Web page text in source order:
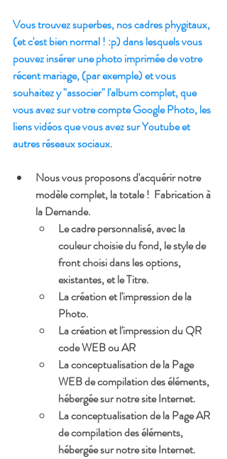
Vous trouvez superbes, nos cadres phygitaux,
(et c'est bien normal ! :p) dans lesquels vous
pouvez insérer une photo imprimée de votre
récent mariage, (par exemple) et vous
souhaitez y "associer" l'album complet, que
vous avez sur votre compte Google Photo, les
liens vidéos que vous avez sur Youtube et
autres réseaux sociaux.
Nous vous proposons d'acquérir notre
modèle complet, la totale !  Fabrication à
la Demande.
Le cadre personnalisé, avec la
couleur choisie du fond, le style de
front choisi dans les options,
existantes, et le Titre.
La création et l'impression de la
Photo.
La création et l'impression du QR
code WEB ou AR
La conceptualisation de la Page
WEB de compilation des éléments,
hébergée sur notre site Internet.
La conceptualisation de la Page AR
de compilation des éléments,
hébergée sur notre site Internet.